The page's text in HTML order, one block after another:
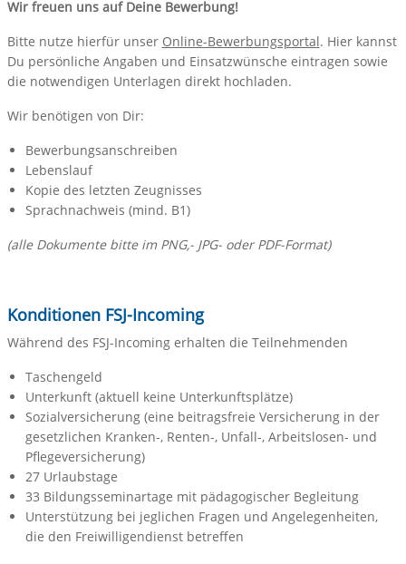
Wir freuen uns auf Deine Bewerbung!
Bitte nutze hierfür unser Online-Bewerbungsportal. Hier kannst
Du persönliche Angaben und Einsatzwünsche eintragen sowie
die notwendigen Unterlagen direkt hochladen.
Wir benötigen von Dir:
Bewerbungsanschreiben
Lebenslauf
Kopie des letzten Zeugnisses
Sprachnachweis (mind. B1)
(alle Dokumente bitte im PNG,- JPG- oder PDF-Format)
Konditionen FSJ-Incoming
Während des FSJ-Incoming erhalten die Teilnehmenden
Taschengeld
Unterkunft (aktuell keine Unterkunftsplätze)
Sozialversicherung (eine beitragsfreie Versicherung in der
gesetzlichen Kranken-, Renten-, Unfall-, Arbeitslosen- und
Pflegeversicherung)
27 Urlaubstage
33 Bildungsseminartage mit pädagogischer Begleitung
Unterstützung bei jeglichen Fragen und Angelegenheiten,
die den Freiwilligendienst betreffen